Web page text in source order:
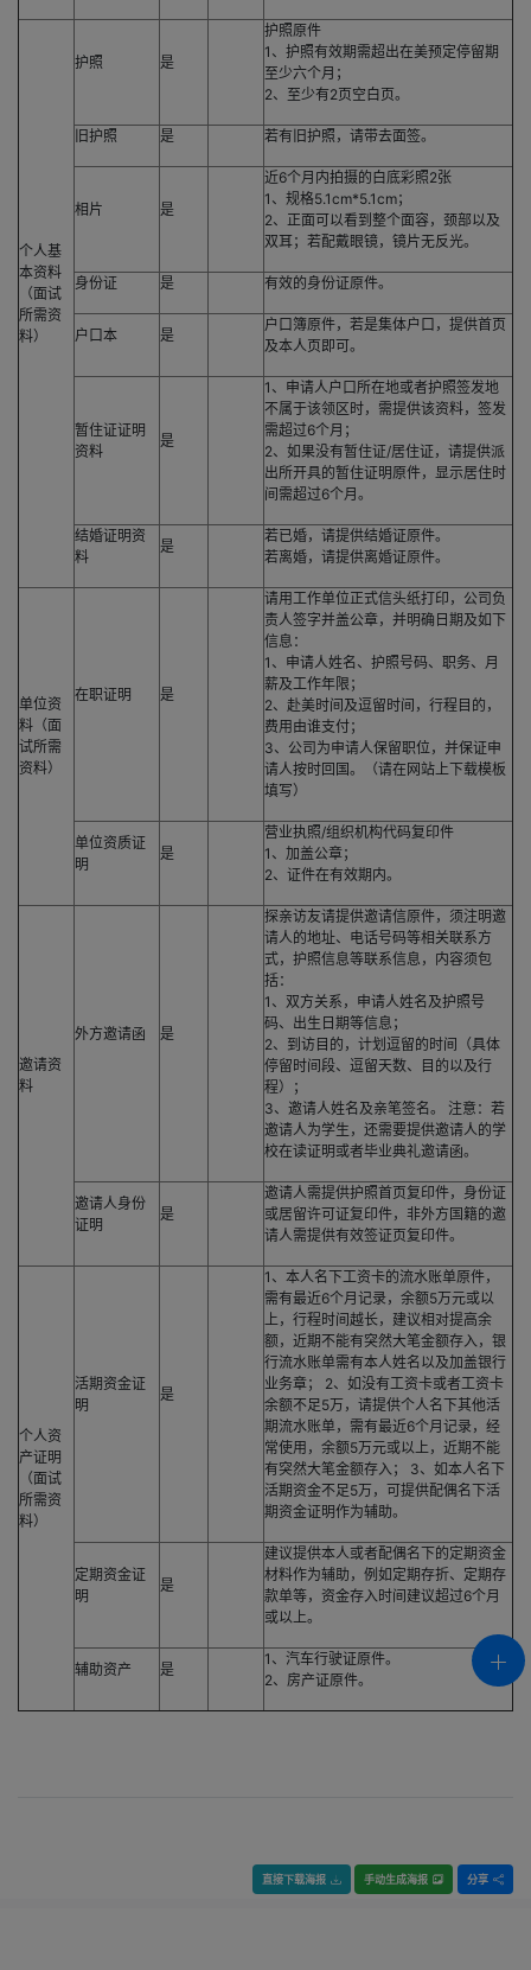
个人基
本资料
（面试
所需资
料）
护照 是
护照原件
1、护照有效期需超出在美预定停留期
至少六个月；
2、至少有2页空白页。
旧护照 是 若有旧护照，请带去面签。
相片 是
近6个月内拍摄的白底彩照2张
1、规格5.1cm*5.1cm；
2、正面可以看到整个面容，颈部以及
双耳；若配戴眼镜，镜片无反光。
身份证 是 有效的身份证原件。
户口本 是
户口簿原件，若是集体户口，提供首页
及本人页即可。
暂住证证明
资料
是
1、申请人户口所在地或者护照签发地
不属于该领区时，需提供该资料，签发
需超过6个月；
2、如果没有暂住证/居住证，请提供派
出所开具的暂住证明原件，显示居住时
间需超过6个月。
结婚证明资
料
是
若已婚，请提供结婚证原件。
若离婚，请提供离婚证原件。
单位资
料（面
试所需
资料）
在职证明 是
请用工作单位正式信头纸打印，公司负
责人签字并盖公章，并明确日期及如下
信息：
1、申请人姓名、护照号码、职务、月
薪及工作年限；
2、赴美时间及逗留时间，行程目的，
费用由谁支付；
3、公司为申请人保留职位，并保证申
请人按时回国。（请在网站上下载模板
填写）
单位资质证
明
是
营业执照/组织机构代码复印件
1、加盖公章；
2、证件在有效期内。
邀请资
料
外方邀请函 是
探亲访友请提供邀请信原件，须注明邀
请人的地址、电话号码等相关联系方
式，护照信息等联系信息，内容须包
括：
1、双方关系，申请人姓名及护照号
码、出生日期等信息；
2、到访目的，计划逗留的时间（具体
停留时间段、逗留天数、目的以及行
程）；
3、邀请人姓名及亲笔签名。 注意：若
邀请人为学生，还需要提供邀请人的学
校在读证明或者毕业典礼邀请函。
邀请人身份
证明
是
邀请人需提供护照首页复印件，身份证
或居留许可证复印件，非外方国籍的邀
请人需提供有效签证页复印件。
个人资
产证明
（面试
所需资
料）
活期资金证
明
是
1、本人名下工资卡的流水账单原件，
需有最近6个月记录，余额5万元或以
上，行程时间越长，建议相对提高余
额，近期不能有突然大笔金额存入，银
行流水账单需有本人姓名以及加盖银行
业务章； 2、如没有工资卡或者工资卡
余额不足5万，请提供个人名下其他活
期流水账单，需有最近6个月记录，经
常使用，余额5万元或以上，近期不能
有突然大笔金额存入； 3、如本人名下
活期资金不足5万，可提供配偶名下活
期资金证明作为辅助。
定期资金证
明
是
建议提供本人或者配偶名下的定期资金
材料作为辅助，例如定期存折、定期存
款单等，资金存入时间建议超过6个月
或以上。
辅助资产 是
1、汽车行驶证原件。
2、房产证原件。
直接下载海报 手动生成海报 分享